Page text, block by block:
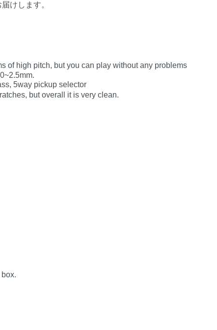
けします。
of high pitch, but you can play without any problems
5way pickup selector
but overall it is very clean.